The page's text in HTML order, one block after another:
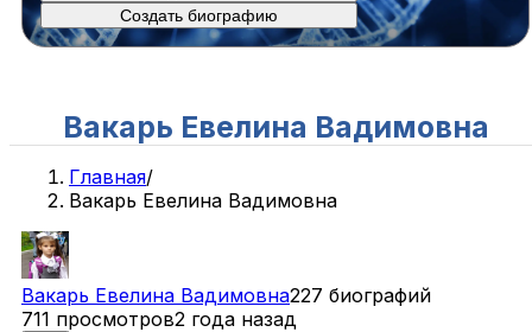
Создать биографию
Вакарь Евелина Вадимовна
Главная/
Вакарь Евелина Вадимовна
Вакарь Евелина Вадимовна227 биографий
711 просмотров2 года назад